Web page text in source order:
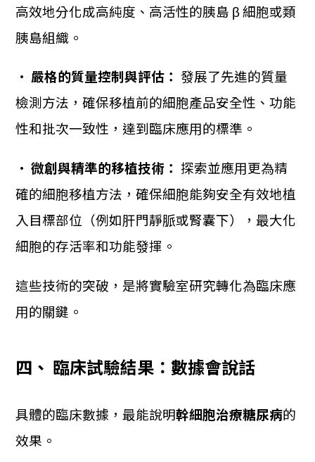
高效地分化成高純度、高活性的胰島 β 細胞或類
胰島組織。
• 嚴格的質量控制與評估： 發展了先進的質量
檢測方法，確保移植前的細胞產品安全性、功能
性和批次一致性，達到臨床應用的標準。
•微創與精準的移植技術： 探索並應用更為精
確的細胞移植方法，確保細胞能夠安全有效地植
入目標部位（例如肝門靜脈或腎囊下），最大化
細胞的存活率和功能發揮。
這些技術的突破，是將實驗室研究轉化為臨床應
用的關鍵。
四、 臨床試驗結果：數據會說話
具體的臨床數據，最能說明幹細胞治療糖尿病的
效果。